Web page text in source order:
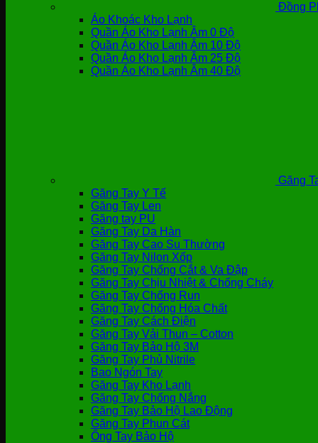
Đồng
Áo Khoác Kho Lạnh
Quần Áo Kho Lạnh Âm 0 Độ
Quần Áo Kho Lạnh Âm 10 Độ
Quần Áo Kho Lạnh Âm 25 Độ
Quần Áo Kho Lạnh Âm 40 Độ
Găng
Găng Tay Y Tế
Găng Tay Len
Găng tay PU
Găng Tay Da Hàn
Găng Tay Cao Su Thường
Găng Tay Nilon Xốp
Găng Tay Chống Cắt & Va Đập
Găng Tay Chịu Nhiệt & Chống Cháy
Găng Tay Chống Run
Găng Tay Chống Hóa Chất
Găng Tay Cách Điện
Găng Tay Vải Thun – Cotton
Găng Tay Bảo Hộ 3M
Găng Tay Phủ Nitrile
Bao Ngón Tay
Găng Tay Kho Lạnh
Găng Tay Chống Nắng
Găng Tay Bảo Hộ Lao Động
Găng Tay Phun Cát
Ống Tay Bảo Hộ